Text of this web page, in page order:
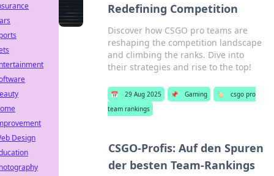
Redefining Competition
Discover how CSGO pro teams are
reshaping the competition landscape
and climbing the ranks. Dive into
their strategies and rise to the top!
📅 29 Aug 2025 📌 Gaming 🏷️
csgo pro
team rankings
CSGO-Profis: Auf den Spuren
der besten Team-Rankings
Design